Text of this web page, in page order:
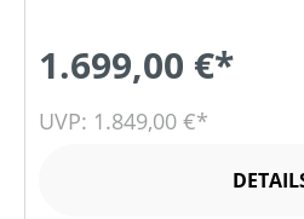
1.699,00 €*
UVP: 1.849,00 €*